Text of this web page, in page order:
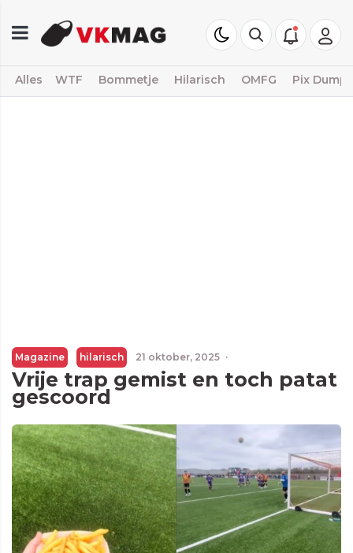
Alles WTF Bommetje Hilarisch OMFG Pix Dump
Magazine hilarisch 21 oktober, 2025 ·
Vrije trap gemist en toch patat
gescoord